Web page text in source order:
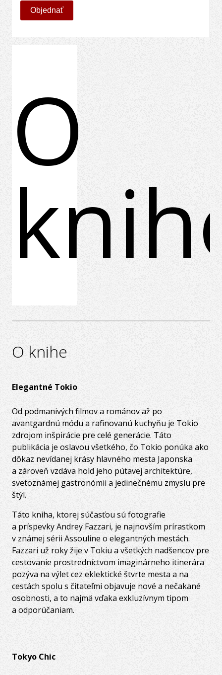
O
O knihe
Elegantné Tokio
Od podmanivých filmov a románov až po
avantgardnú módu a rafinovanú kuchyňu je Tokio
zdrojom inšpirácie pre celé generácie. Táto
publikácia je oslavou všetkého, čo Tokio ponúka ako
dôkaz nevídanej krásy hlavného mesta Japonska
a zároveň vzdáva hold jeho pútavej architektúre,
svetoznámej gastronómii a jedinečnému zmyslu pre
štýl.
Táto kniha, ktorej súčasťou sú fotografie
a príspevky Andrey Fazzari, je najnovším prírastkom
v známej sérii Assouline o elegantných mestách.
Fazzari už roky žije v Tokiu a všetkých nadšencov pre
cestovanie prostredníctvom imaginárneho itinerára
pozýva na výlet cez eklektické štvrte mesta a na
cestách spolu s čitateľmi objavuje nové a nečakané
osobnosti, a to najmä vďaka exkluzívnym tipom
a odporúčaniam.
Tokyo Chic